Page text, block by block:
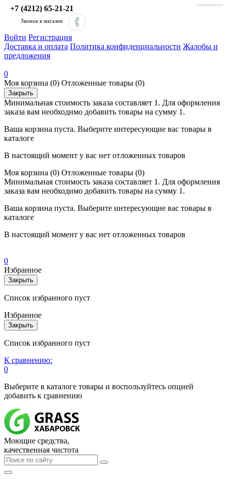
+7 (4212) 65-21-21
Звонок в магазин
Войти Регистрация
Доставка и оплата Политика конфиденциальности Жалобы и
предложения
0
Моя корзина (0) Отложенные товары (0)
Закрыть
Минимальная стоимость заказа составляет 1. Для оформления
заказа вам необходимо добавить товары на сумму 1.
Ваша корзина пуста. Выберите интересующие вас товары в
каталоге
В настоящий момент у вас нет отложенных товаров
Моя корзина (0) Отложенные товары (0)
Минимальная стоимость заказа составляет 1. Для оформления
заказа вам необходимо добавить товары на сумму 1.
Ваша корзина пуста. Выберите интересующие вас товары в
каталоге
В настоящий момент у вас нет отложенных товаров
0
Избранное
Закрыть
Список избранного пуст
Избранное
Закрыть
Список избранного пуст
К сравнению:
0
Выберите в каталоге товары и воспользуйтесь опцией
добавить к сравнению
Моющие средства,
качественная чистота